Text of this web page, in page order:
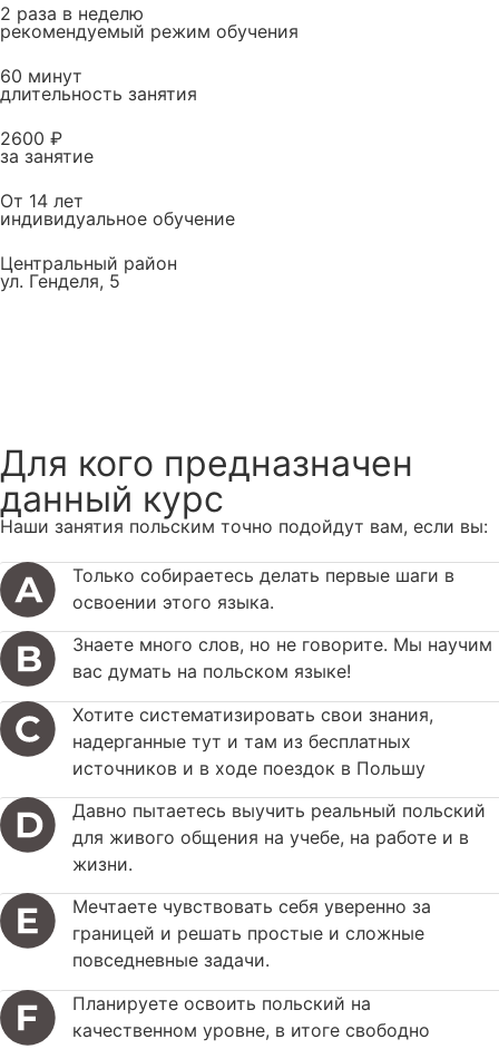
2 раза в неделю
рекомендуемый режим обучения
60 минут
длительность занятия
2600 ₽
за занятие
От 14 лет
индивидуальное обучение
Центральный район
ул. Генделя, 5
Для кого предназначен
данный курс
Наши занятия польским точно подойдут вам, если вы:
Только собираетесь делать первые шаги в
освоении этого языка.
Знаете много слов, но не говорите. Мы научим
вас думать на польском языке!
Хотите систематизировать свои знания,
надерганные тут и там из бесплатных
источников и в ходе поездок в Польшу
Давно пытаетесь выучить реальный польский
для живого общения на учебе, на работе и в
жизни.
Мечтаете чувствовать себя уверенно за
границей и решать простые и сложные
повседневные задачи.
Планируете освоить польский на
качественном уровне, в итоге свободно